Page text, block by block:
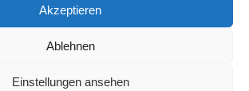
Akzeptieren
Ablehnen
Einstellungen ansehen
(98)